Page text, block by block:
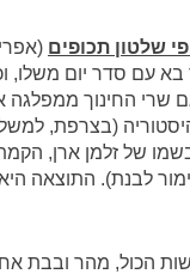
שלטון תכופים
עם סדר יום משלו,
שרי החינוך ממפלגה
(בצרפת,
של זלמן ארן, הקמת
לבנת). התוצאה
הכול, מהר ובבת